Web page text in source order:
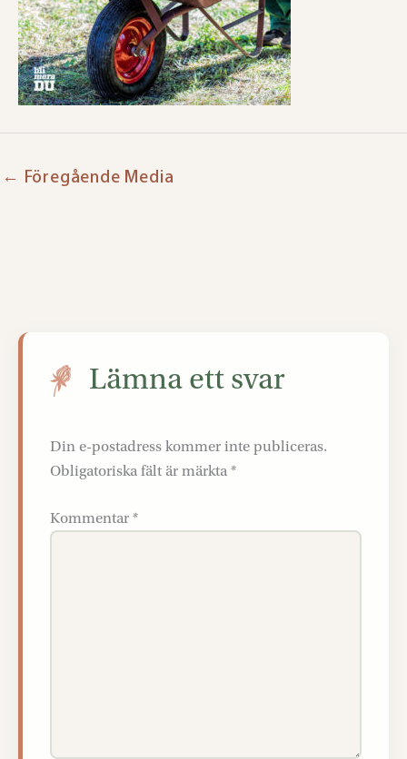
← Föregående Media
Lämna ett svar
Din e-postadress kommer inte publiceras.
Obligatoriska fält är märkta *
Kommentar *